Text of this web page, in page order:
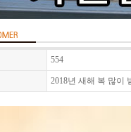
554
2018년 새해 복 많이